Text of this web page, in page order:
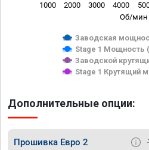
Об/мин
Заводская
Stage 1 Мощность
Заводской
Stage 1 Крутящий
1000 2000 3000 4000
Дополнительные опции:
Прошивка Евро 2